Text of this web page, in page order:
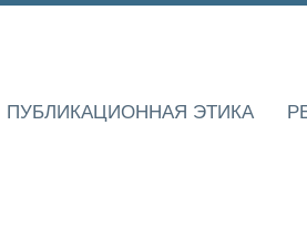
ПУБЛИКАЦИОННАЯ ЭТИКА